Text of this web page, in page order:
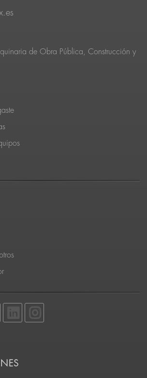
de Obra Pública, Construcción y